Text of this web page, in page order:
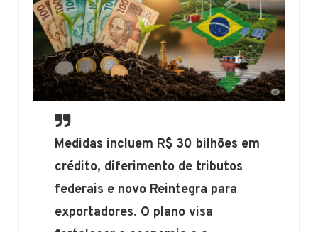
Medidas incluem R$ 30 bilhões em
crédito, diferimento de tributos
federais e novo Reintegra para
exportadores. O plano visa